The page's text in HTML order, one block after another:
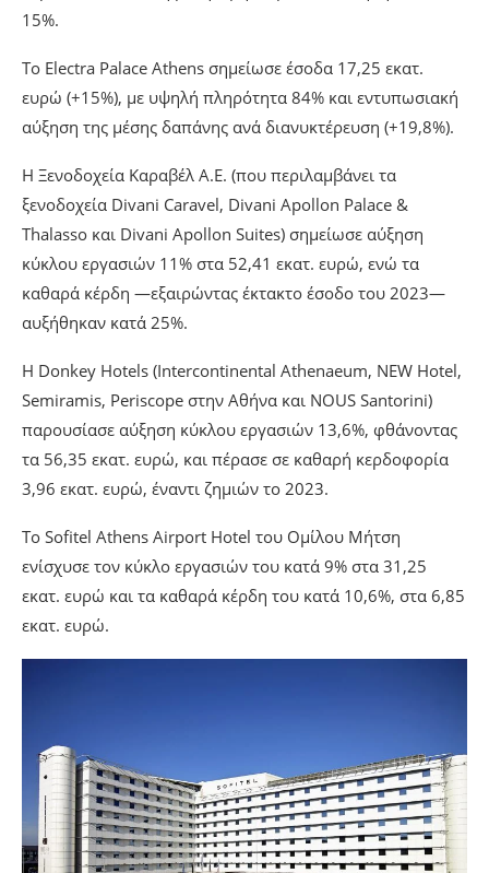
15%.
Το Electra Palace Athens σημείωσε έσοδα 17,25 εκατ.
ευρώ (+15%), με υψηλή πληρότητα 84% και εντυπωσιακή
αύξηση της μέσης δαπάνης ανά διανυκτέρευση (+19,8%).
Η Ξενοδοχεία Καραβέλ Α.Ε. (που περιλαμβάνει τα
ξενοδοχεία Divani Caravel, Divani Apollon Palace &
Thalasso και Divani Apollon Suites) σημείωσε αύξηση
κύκλου εργασιών 11% στα 52,41 εκατ. ευρώ, ενώ τα
καθαρά κέρδη —εξαιρώντας έκτακτο έσοδο του 2023—
αυξήθηκαν κατά 25%.
Η Donkey Hotels (Intercontinental Athenaeum, NEW Hotel,
Semiramis, Periscope στην Αθήνα και NOUS Santorini)
παρουσίασε αύξηση κύκλου εργασιών 13,6%, φθάνοντας
τα 56,35 εκατ. ευρώ, και πέρασε σε καθαρή κερδοφορία
3,96 εκατ. ευρώ, έναντι ζημιών το 2023.
Το Sofitel Athens Airport Hotel του Ομίλου Μήτση
ενίσχυσε τον κύκλο εργασιών του κατά 9% στα 31,25
εκατ. ευρώ και τα καθαρά κέρδη του κατά 10,6%, στα 6,85
εκατ. ευρώ.